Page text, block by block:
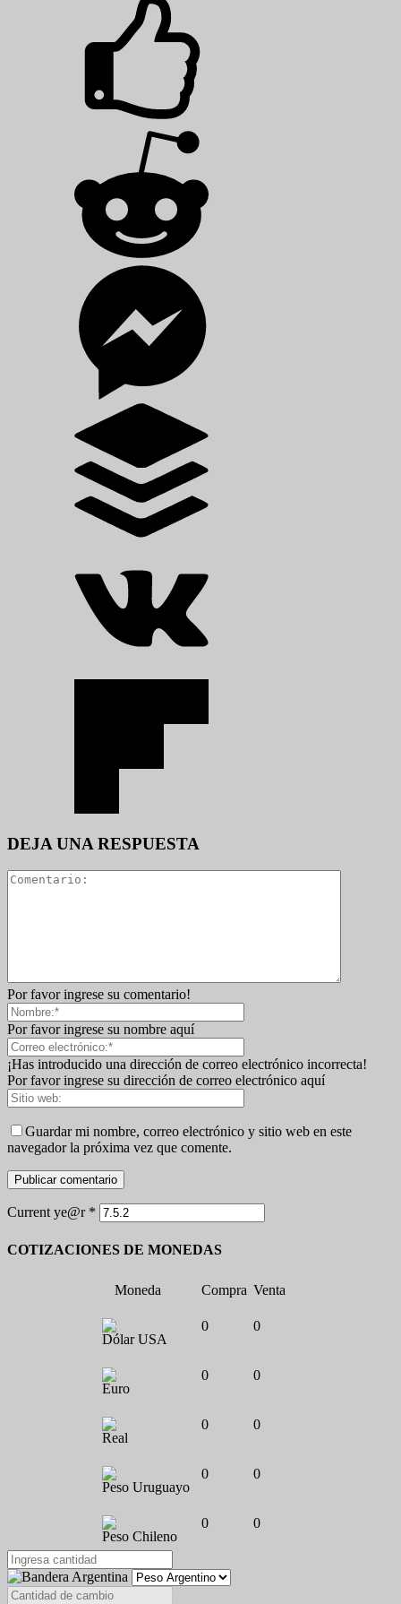
DEJA UNA RESPUESTA
Por favor ingrese su comentario!
Por favor ingrese su nombre aquí
¡Has introducido una dirección de correo electrónico incorrecta!
Por favor ingrese su dirección de correo electrónico aquí
Guardar mi nombre, correo electrónico y sitio web en este
navegador la próxima vez que comente.
Current ye@r *
COTIZACIONES DE MONEDAS
Moneda Compra Venta
Dólar USA
0 0
Euro
0 0
Real
0 0
Peso Uruguayo
0 0
Peso Chileno
0 0